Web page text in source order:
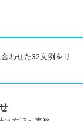
わせた32文例をリ